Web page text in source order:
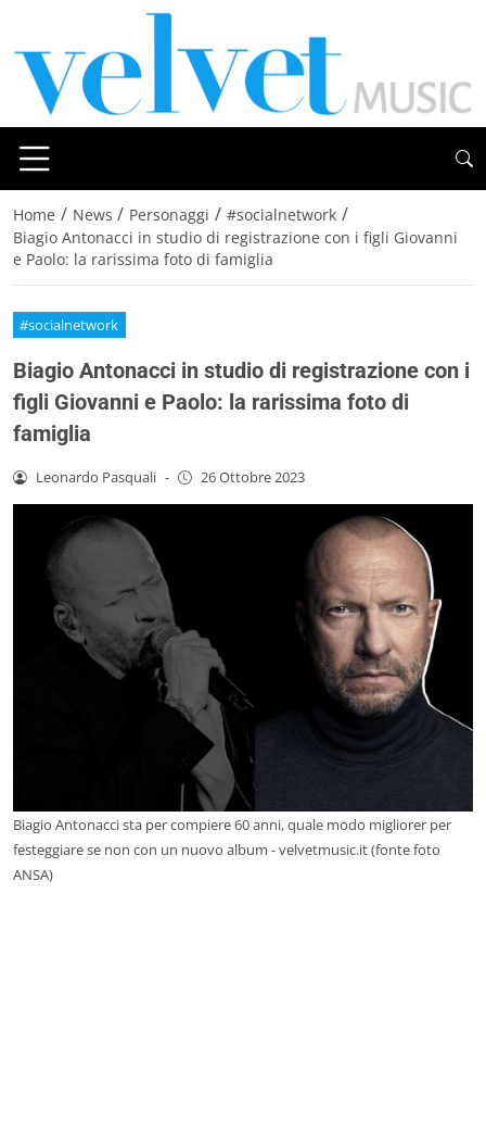
Home / News / Personaggi / #socialnetwork /
Biagio Antonacci in studio di registrazione con i figli Giovanni
e Paolo: la rarissima foto di famiglia
#socialnetwork
Biagio Antonacci in studio di registrazione con i
figli Giovanni e Paolo: la rarissima foto di
famiglia
Leonardo Pasquali - 26 Ottobre 2023
Biagio Antonacci sta per compiere 60 anni, quale modo migliorer per
festeggiare se non con un nuovo album - velvetmusic.it (fonte foto
ANSA)